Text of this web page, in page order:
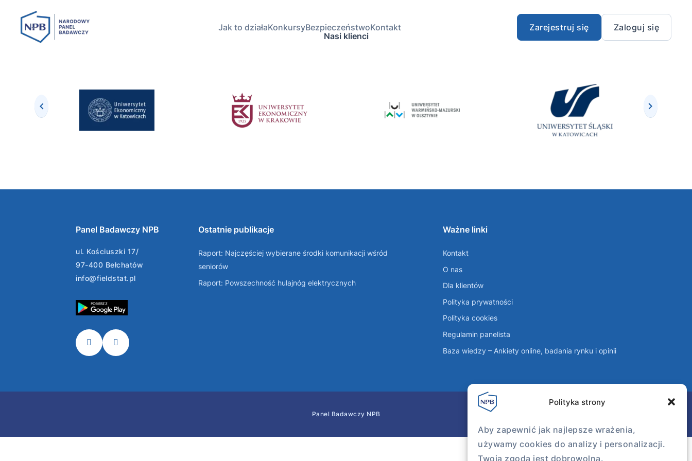
Polityka strony
Aby zapewnić jak najlepsze wrażenia,
używamy cookies do analizy i personalizacji.
Twoja zgoda jest dobrowolna.
Jak to działaKonkursyBezpieczeństwoKontakt Zarejestruj się
Zaloguj się
Nasi klienci
Panel Badawczy NPB
ul. Kościuszki 17/
97-400 Bełchatów
info@fieldstat.pl
Ostatnie publikacje
Raport: Najczęściej wybierane środki komunikacji wśród
seniorów
Raport: Powszechność hulajnóg elektrycznych
Ważne linki
Kontakt
O nas
Dla klientów
Polityka prywatności
Polityka cookies
Regulamin panelista
Baza wiedzy – Ankiety online, badania rynku i opinii
Panel Badawczy NPB